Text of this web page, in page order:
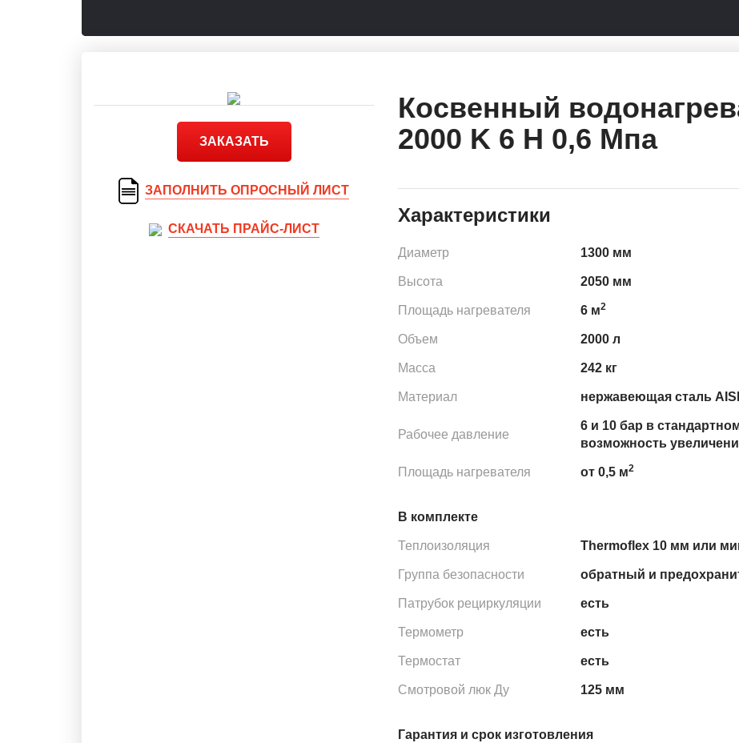
ЗАКАЗАТЬ
ЗАПОЛНИТЬ ОПРОСНЫЙ ЛИСТ
СКАЧАТЬ ПРАЙС-ЛИСТ
Косвенный
2000 K 6 Н 0,6 Мпа
Характеристики
Диаметр 1300 мм
Высота 2050 мм
Площадь нагревателя 6 м2
Объем 2000 л
Масса 242 кг
Материал нержавеющая сталь
Рабочее давление
6 и 10 бар в
возможность
Площадь нагревателя от 0,5 м2
В комплекте
Теплоизоляция Thermoflex 10 мм или
Группа безопасности обратный и
Патрубок рециркуляции есть
Термометр есть
Термостат есть
Смотровой люк Ду 125 мм
Гарантия и срок изготовления